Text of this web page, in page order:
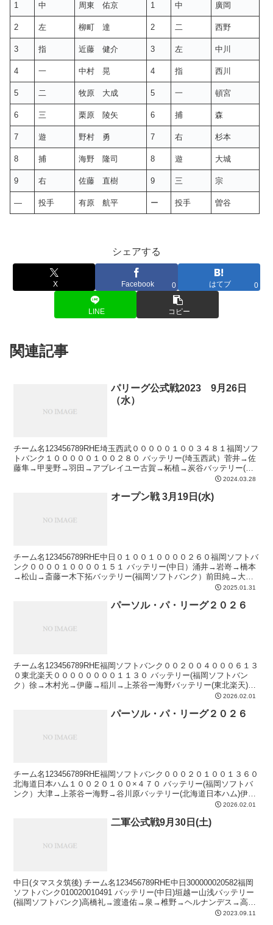
1 中 周東 佑京 1 中 廣岡
2 左 柳町 達 2 二 西野
3 指 近藤 健介 3 左 中川
4 一 中村 晃 4 指 西川
5 二 牧原 大成 5 一 頓宮
6 三 栗原 陵矢 6 捕 森
7 遊 野村 勇 7 右 杉本
8 捕 海野 隆司 8 遊 大城
9 右 佐藤 直樹 9 三 宗
— 投手 有原 航平 ー 投手 曽谷
シェアする
X Facebook 0 はてブ 0
LINE コピー
関連記事
パリーグ公式戦2023 9月26日
（水）
チーム名123456789RHE埼玉西武０００００１００３４８１福岡ソフ
トバンク１０００００１００２８０ バッテリー(埼玉西武）菅井→佐
藤隼→甲斐野→羽田→アブレイユー古賀→柘植→炭谷バッテリー(福
2024.03.28
オープン戦 3月19日(水)
チーム名123456789RHE中日０１００１００００２６０福岡ソフトバ
ンク００００１００００１５１ バッテリー(中日）涌井→岩嵜→橋本
→松山→斎藤ー木下拓バッテリー(福岡ソフトバンク）前田純→大山
2025.01.31
パーソル・パ・リーグ２０２６
チーム名123456789RHE福岡ソフトバンク００２００４０００６１３
０東北楽天００００００００１１３０ バッテリー(福岡ソフトバン
ク）徐→木村光→伊藤→稲川→上茶谷ー海野バッテリー(東北楽天)古
2026.02.01
パーソル・パ・リーグ２０２６
チーム名123456789RHE福岡ソフトバンク０００２０１００１３６０
北海道日本ハム１００２０１００×４７０ バッテリー(福岡ソフトバ
ンク）大津→上茶谷ー海野→谷川原バッテリー(北海道日本ハム)伊藤
2026.02.01
二軍公式戦9月30日(土)
中日(タマスタ筑後) チーム名123456789RHE中日300000020582福岡
ソフトバンク010020010491 バッテリー(中日)垣越ー山浅バッテリー
(福岡ソフトバンク)高橋礼→渡邉佑→泉→椎野→ヘルナンデス→高橋
2023.09.11